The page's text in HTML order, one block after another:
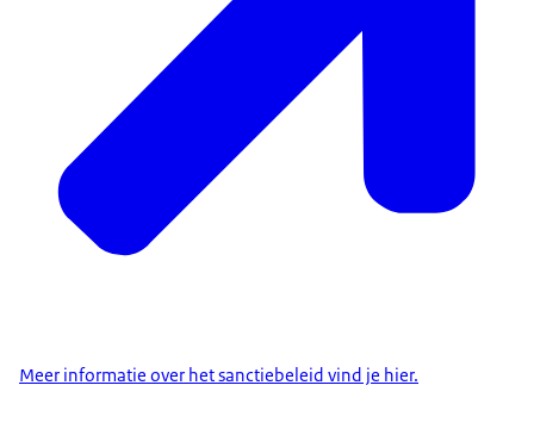
Meer informatie over het sanctiebeleid vind je hier.